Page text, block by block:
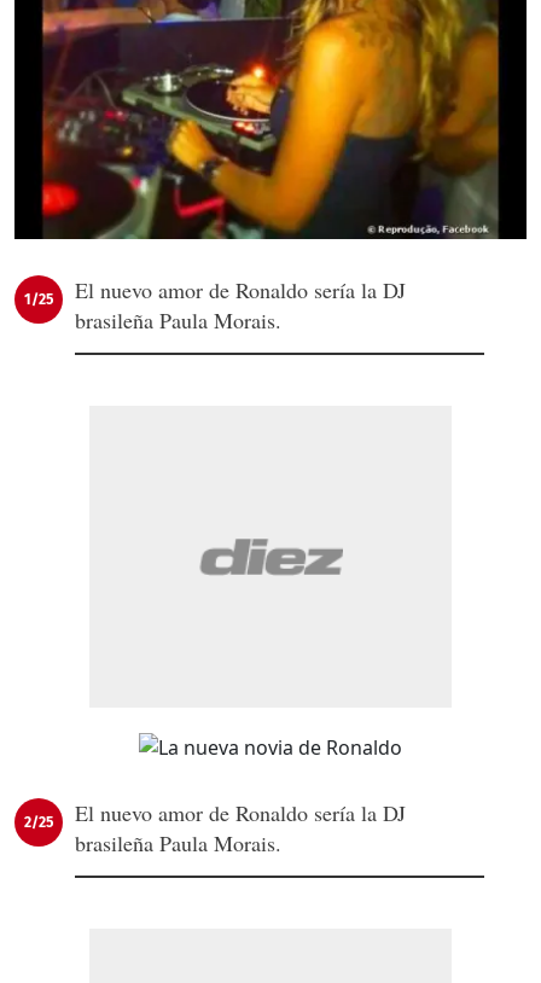
1/25
El nuevo amor de Ronaldo sería la DJ
brasileña Paula Morais.
2/25
El nuevo amor de Ronaldo sería la DJ
brasileña Paula Morais.